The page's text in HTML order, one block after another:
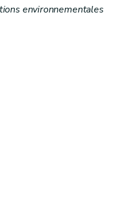
environnementales